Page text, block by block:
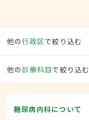
他の行政区で絞り込む
他の 診療科目で絞り込む
糖尿病内科について